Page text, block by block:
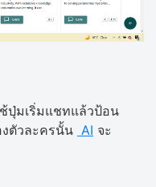
ปุ่มเริ่มแชทแล้วป้อน
ตัวละครนั้น AI จะ